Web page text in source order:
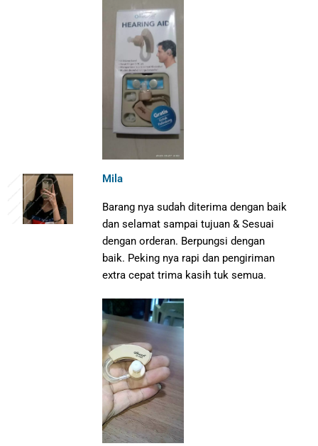
Mila
Barang nya sudah diterima dengan baik
dan selamat sampai tujuan & Sesuai
dengan orderan. Berpungsi dengan
baik. Peking nya rapi dan pengiriman
extra cepat trima kasih tuk semua.